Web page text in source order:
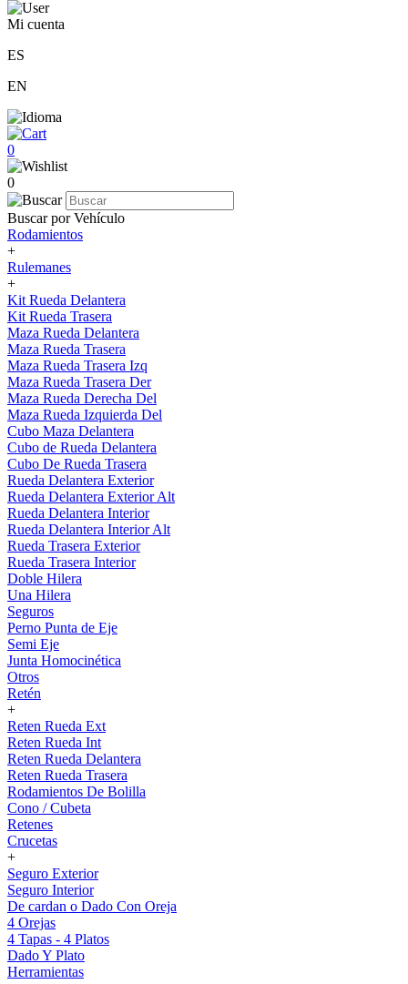
Mi cuenta
ES
EN
0
0
Buscar por Vehículo
Rodamientos
+
Rulemanes
+
Kit Rueda Delantera
Kit Rueda Trasera
Maza Rueda Delantera
Maza Rueda Trasera
Maza Rueda Trasera Izq
Maza Rueda Trasera Der
Maza Rueda Derecha Del
Maza Rueda Izquierda Del
Cubo Maza Delantera
Cubo de Rueda Delantera
Cubo De Rueda Trasera
Rueda Delantera Exterior
Rueda Delantera Exterior Alt
Rueda Delantera Interior
Rueda Delantera Interior Alt
Rueda Trasera Exterior
Rueda Trasera Interior
Doble Hilera
Una Hilera
Seguros
Perno Punta de Eje
Semi Eje
Junta Homocinética
Otros
Retén
+
Reten Rueda Ext
Reten Rueda Int
Reten Rueda Delantera
Reten Rueda Trasera
Rodamientos De Bolilla
Cono / Cubeta
Retenes
Crucetas
+
Seguro Exterior
Seguro Interior
De cardan o Dado Con Oreja
4 Orejas
4 Tapas - 4 Platos
Dado Y Plato
Herramientas